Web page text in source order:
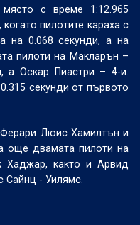
с време 1:12.965
пилотите караха с
на 0.068 секунди, а на
пилоти на Макларън –
а Оскар Пиастри – 4-и.
секунди от първото
Ферари Люис Хамилтън и
още двамата пилоти на
Хаджар, както и Арвид
Сайнц - Уилямс.